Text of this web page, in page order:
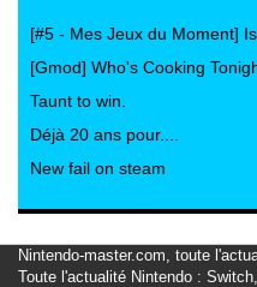
[#5 - Mes Jeux du Moment]
[Gmod] Who's Cooking
Taunt to win.
Déjà 20 ans pour....
New fail on steam
Nintendo-master.com, toute
Toute l'actualité Nintendo :